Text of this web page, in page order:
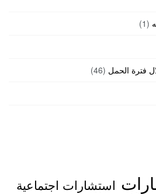
(1)
فترة الحمل (46)
استشارات اجتماعية